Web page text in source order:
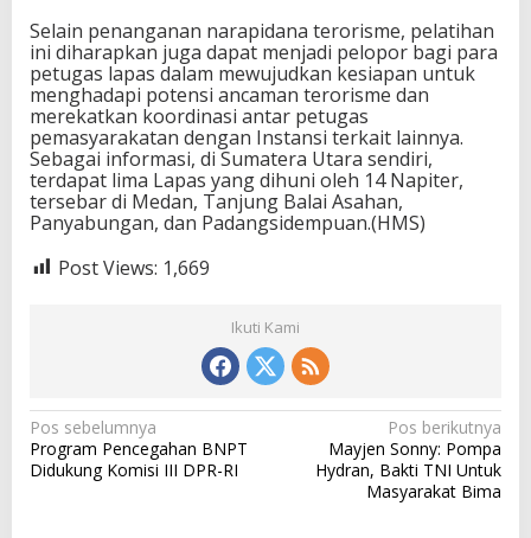
Selain penanganan narapidana terorisme, pelatihan
ini diharapkan juga dapat menjadi pelopor bagi para
petugas lapas dalam mewujudkan kesiapan untuk
menghadapi potensi ancaman terorisme dan
merekatkan koordinasi antar petugas
pemasyarakatan dengan Instansi terkait lainnya.
Sebagai informasi, di Sumatera Utara sendiri,
terdapat lima Lapas yang dihuni oleh 14 Napiter,
tersebar di Medan, Tanjung Balai Asahan,
Panyabungan, dan Padangsidempuan.(HMS)
Post Views: 1,669
Ikuti Kami
N
a
Pos sebelumnya
Program Pencegahan BNPT
Didukung Komisi III DPR-RI
Pos berikutnya
Mayjen Sonny: Pompa
Hydran, Bakti TNI Untuk
Masyarakat Bima